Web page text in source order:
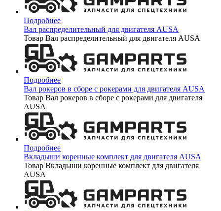
Подробнее
Вал распределительный для двигателя AUSA
Товар Вал распределительный для двигателя AUSA
Подробнее
Вал рокеров в сборе с рокерами для двигателя AUSA
Товар Вал рокеров в сборе с рокерами для двигателя
AUSA
Подробнее
Вкладыши коренные комплект для двигателя AUSA
Товар Вкладыши коренные комплект для двигателя
AUSA